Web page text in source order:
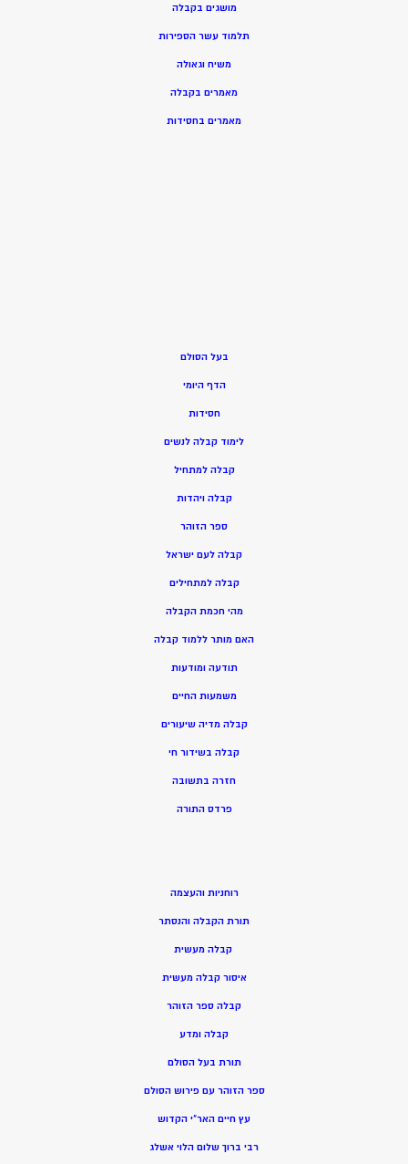
מושגים בקבלה
תלמוד עשר הספירות
משיח וגאולה
מאמרים בקבלה
מאמרים בחסידות
בעל הסולם
הדף היומי
חסידות
לימוד קבלה לנשים
קבלה למתחיל
קבלה ויהדות
ספר הזוהר
קבלה לעם ישראל
קבלה למתחילים
מהי חכמת הקבלה
האם מותר ללמוד קבלה
תודעה ומודעות
משמעות החיים
קבלה מדיה שיעורים
קבלה בשידור חי
חזרה בתשובה
פרדס התורה
רוחניות והעצמה
תורת הקבלה והנסתר
קבלה מעשית
איסור קבלה מעשית
קבלה ספר הזוהר
קבלה ומדע
תורת בעל הסולם
ספר הזוהר עם פירוש הסולם
עץ חיים האר”י הקדוש
רבי ברוך שלום הלוי אשלג